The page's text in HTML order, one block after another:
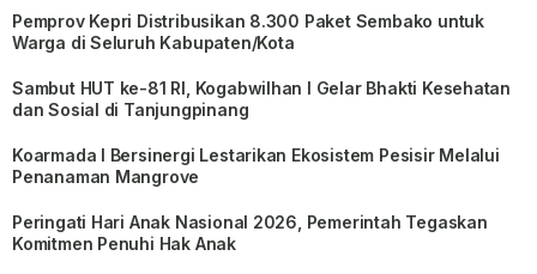
Pemprov Kepri Distribusikan 8.300 Paket Sembako untuk
Warga di Seluruh Kabupaten/Kota
Sambut HUT ke-81 RI, Kogabwilhan I Gelar Bhakti Kesehatan
dan Sosial di Tanjungpinang
Koarmada I Bersinergi Lestarikan Ekosistem Pesisir Melalui
Penanaman Mangrove
Peringati Hari Anak Nasional 2026, Pemerintah Tegaskan
Komitmen Penuhi Hak Anak